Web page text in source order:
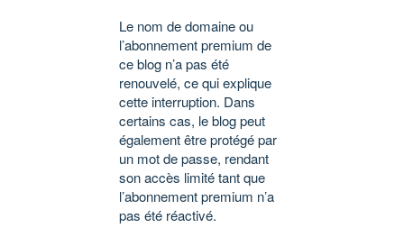
Le nom de domaine ou
l’abonnement premium de
ce blog n’a pas été
renouvelé, ce qui explique
cette interruption. Dans
certains cas, le blog peut
également être protégé par
un mot de passe, rendant
son accès limité tant que
l’abonnement premium n’a
pas été réactivé.